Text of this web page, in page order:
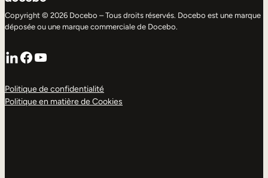
Copyright © 2026 Docebo – Tous droits réservés. Docebo est une marque
déposée ou une marque commerciale de Docebo.
LinkedIn
Facebook
YouTube
Politique de confidentialité
Politique en matière de Cookies